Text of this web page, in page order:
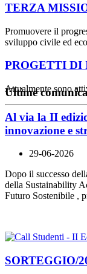
TERZA
Promuovere il
sviluppo civile ed
PROGETTI
Attualmente sono
Ultime
Al via la II
innovazione e
29-06-2026
Dopo il successo
della Sustainability
Futuro Sostenibile ,
SORTEGGIO/